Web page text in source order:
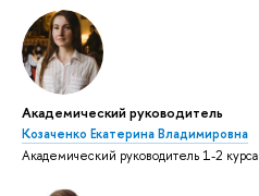
Академический руководитель
Козаченко Екатерина Владимировна
Академический руководитель 1-2 курса